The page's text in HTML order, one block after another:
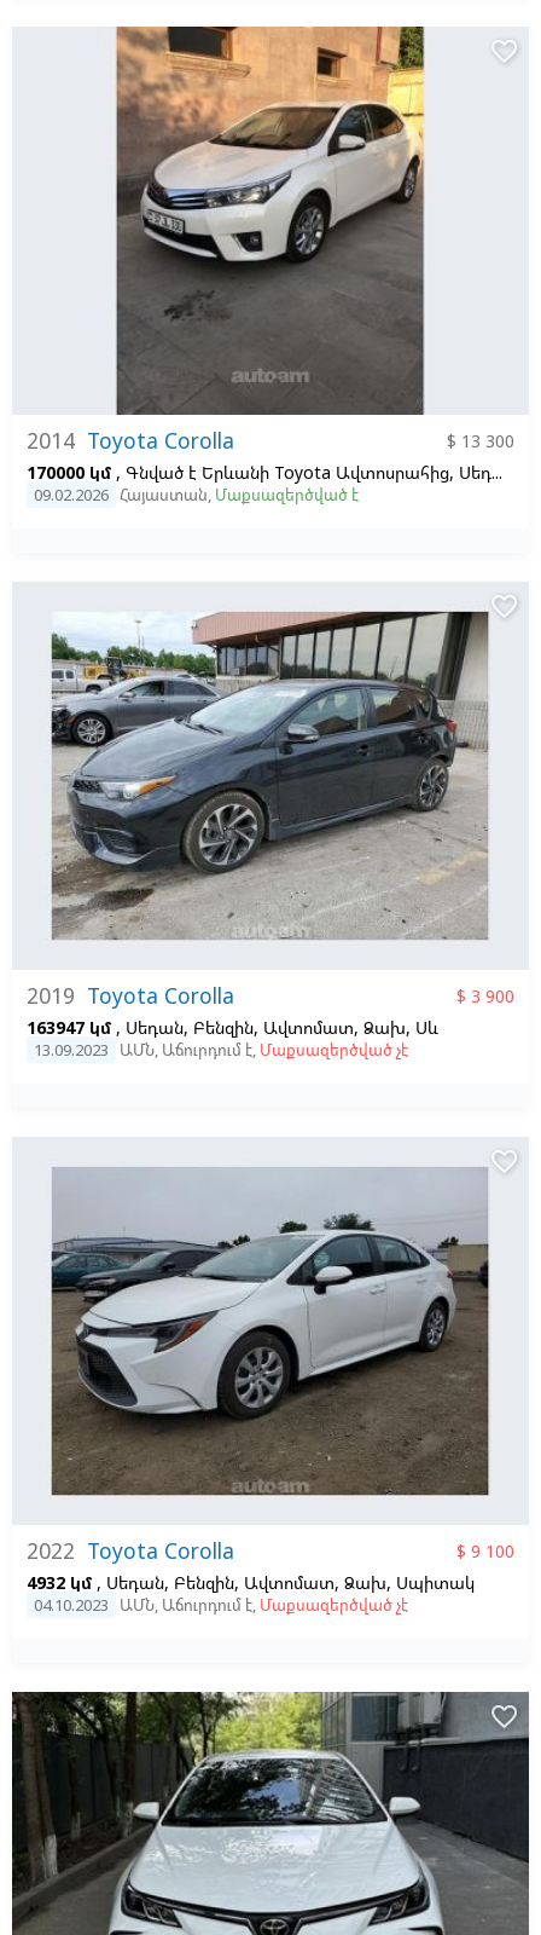
2014 Toyota Corolla
$ 13 300
170000 կմ , Գնված է Երևանի Toyota Ավտոսրահից, Սեդան, Բենզին և գազ, Ավտոմատ, Ձախ,
09.02.2026 Հայաստան, Մաքսազերծված է
favorite_border
2019 Toyota Corolla
$ 3 900
163947 կմ , Սեդան, Բենզին, Ավտոմատ, Ձախ, Սև
13.09.2023 ԱՄՆ, Աճուրդում է, Մաքսազերծված չէ
favorite_border
2022 Toyota Corolla
$ 9 100
4932 կմ , Սեդան, Բենզին, Ավտոմատ, Ձախ, Սպիտակ
04.10.2023 ԱՄՆ, Աճուրդում է, Մաքսազերծված չէ
favorite_border
favorite_border